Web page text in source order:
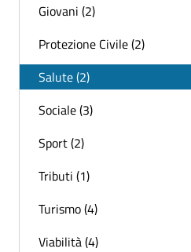
Giovani (2)
Protezione Civile (2)
Salute (2)
Sociale (3)
Sport (2)
Tributi (1)
Turismo (4)
Viabilità (4)